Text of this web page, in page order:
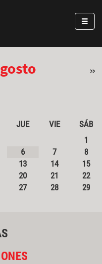
»
JUE VIE
SÁB
1
6 7
8
13 14
15
20 21
22
27 28
29